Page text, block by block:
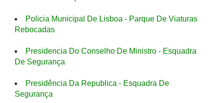
Policia Municipal De Lisboa - Parque De Viaturas
Rebocadas
Presidencia Do Conselho De Ministro - Esquadra
De Segurança
Presidência Da Republica - Esquadra De
Segurança